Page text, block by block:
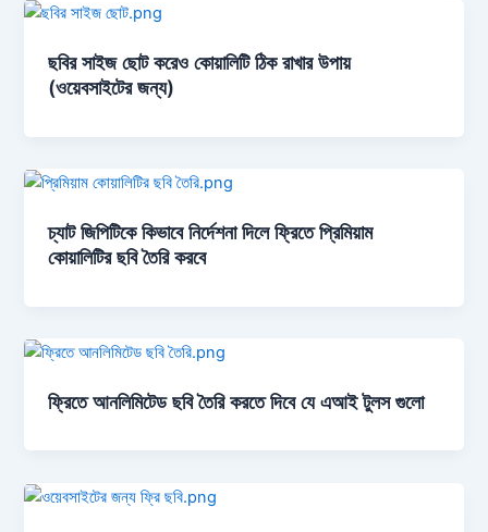
ছবির সাইজ ছোট করেও কোয়ালিটি ঠিক রাখার উপায়
(ওয়েবসাইটের জন্য)
চ্যাট জিপিটিকে কিভাবে নির্দেশনা দিলে ফ্রিতে প্রিমিয়াম
কোয়ালিটির ছবি তৈরি করবে
ফ্রিতে আনলিমিটেড ছবি তৈরি করতে দিবে যে এআই টুলস গুলো